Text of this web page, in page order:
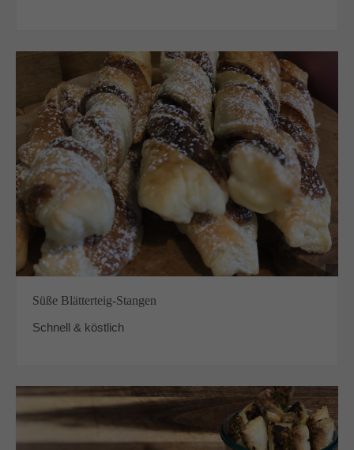
Süße Blätterteig-Stangen
Schnell & köstlich